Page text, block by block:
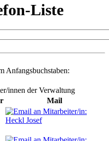
Liste
Anfangsbuchstaben:
innen der Verwaltung
Mail